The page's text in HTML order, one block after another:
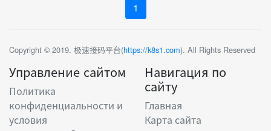
1
Copyright © 2019. 极速接码平台(https://k8s1.com). All Rights Reserved
Управление сайтом
Политика
конфиденциальности и
условия
Навигация по
сайту
Главная
Карта сайта